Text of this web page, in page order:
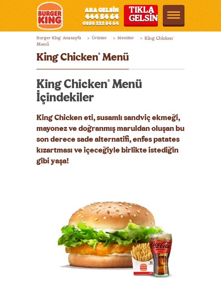
Burger
King®
Türkiye
TIKLA
GELSİN
Burger King® Anasayfa > Ürünler > Menüler > King Chicken®
Menü
King Chicken® Menü
King Chicken® Menü
İçindekiler
King Chicken eti, susamlı sandviç ekmeği,
mayonez ve doğranmış maruldan oluşan bu
son derece sade alternatifi, enfes patates
kızartması ve içeceğiyle birlikte istediğin
gibi yaşa!